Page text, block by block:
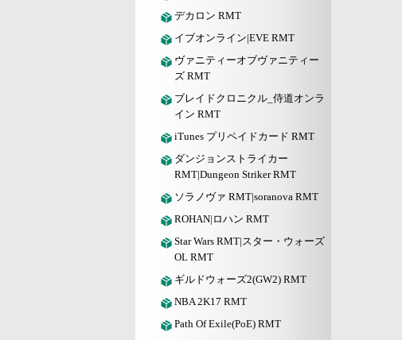
デカロン RMT
イブオンライン|EVE RMT
ヴァニティーオブヴァニティー
ズ RMT
ブレイドクロニクル_侍道オンラ
イン RMT
iTunes プリペイドカード RMT
ダンジョンストライカー
RMT|Dungeon Striker RMT
ソラノヴァ RMT|soranova RMT
ROHAN|ロハン RMT
Star Wars RMT|スター・ウォーズ
OL RMT
ギルドウォーズ2(GW2) RMT
NBA 2K17 RMT
Path Of Exile(PoE) RMT